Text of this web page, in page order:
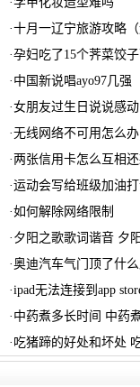
·十月一辽宁旅游攻略
·孕妇吃了15个荠菜饺
· 中国新说唱ayo97几强
·女朋友过生日说说感动
·无线网络不可用怎么办
· 两张信用卡怎么互相
·运动会写给班级加油
·如何解除网络限制
· 夕阳之歌歌词谐音 夕
·奥迪汽车气门顶了什
·ipad无法连接到app
· 中药煮多长时间 中药
· 吃猪蹄的好处和坏处